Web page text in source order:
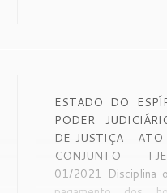
ESTADO DO
PODER
DE JUSTIÇA ATO
CONJUNTO
01/2021 Disciplina